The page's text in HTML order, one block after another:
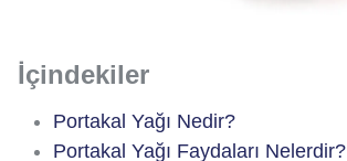
İçindekiler
Portakal Yağı Nedir?
Portakal Yağı Faydaları Nelerdir?